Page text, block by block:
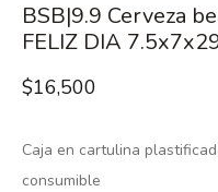
BSB|9.9 Cerveza
FELIZ DIA
$16,500
Caja en cartulina
consumible